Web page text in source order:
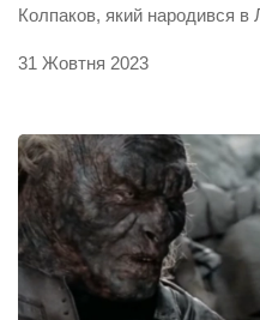
Колпаков, який народився в
31 Жовтня 2023